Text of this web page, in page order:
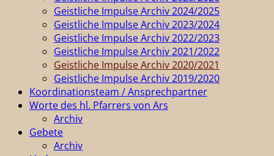
Geistliche Impulse Archiv 2024/2025
Geistliche Impulse Archiv 2023/2024
Geistliche Impulse Archiv 2022/2023
Geistliche Impulse Archiv 2021/2022
Geistliche Impulse Archiv 2020/2021
Geistliche Impulse Archiv 2019/2020
Koordinationsteam / Ansprechpartner
Worte des hl. Pfarrers von Ars
Archiv
Gebete
Archiv